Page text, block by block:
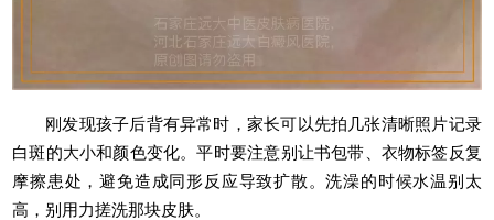
刚发现孩子后背有异常时，家长可以先拍几张清晰照片记录
白斑的大小和颜色变化。平时要注意别让书包带、衣物标签反复
摩擦患处，避免造成同形反应导致扩散。洗澡的时候水温别太
高，别用力搓洗那块皮肤。